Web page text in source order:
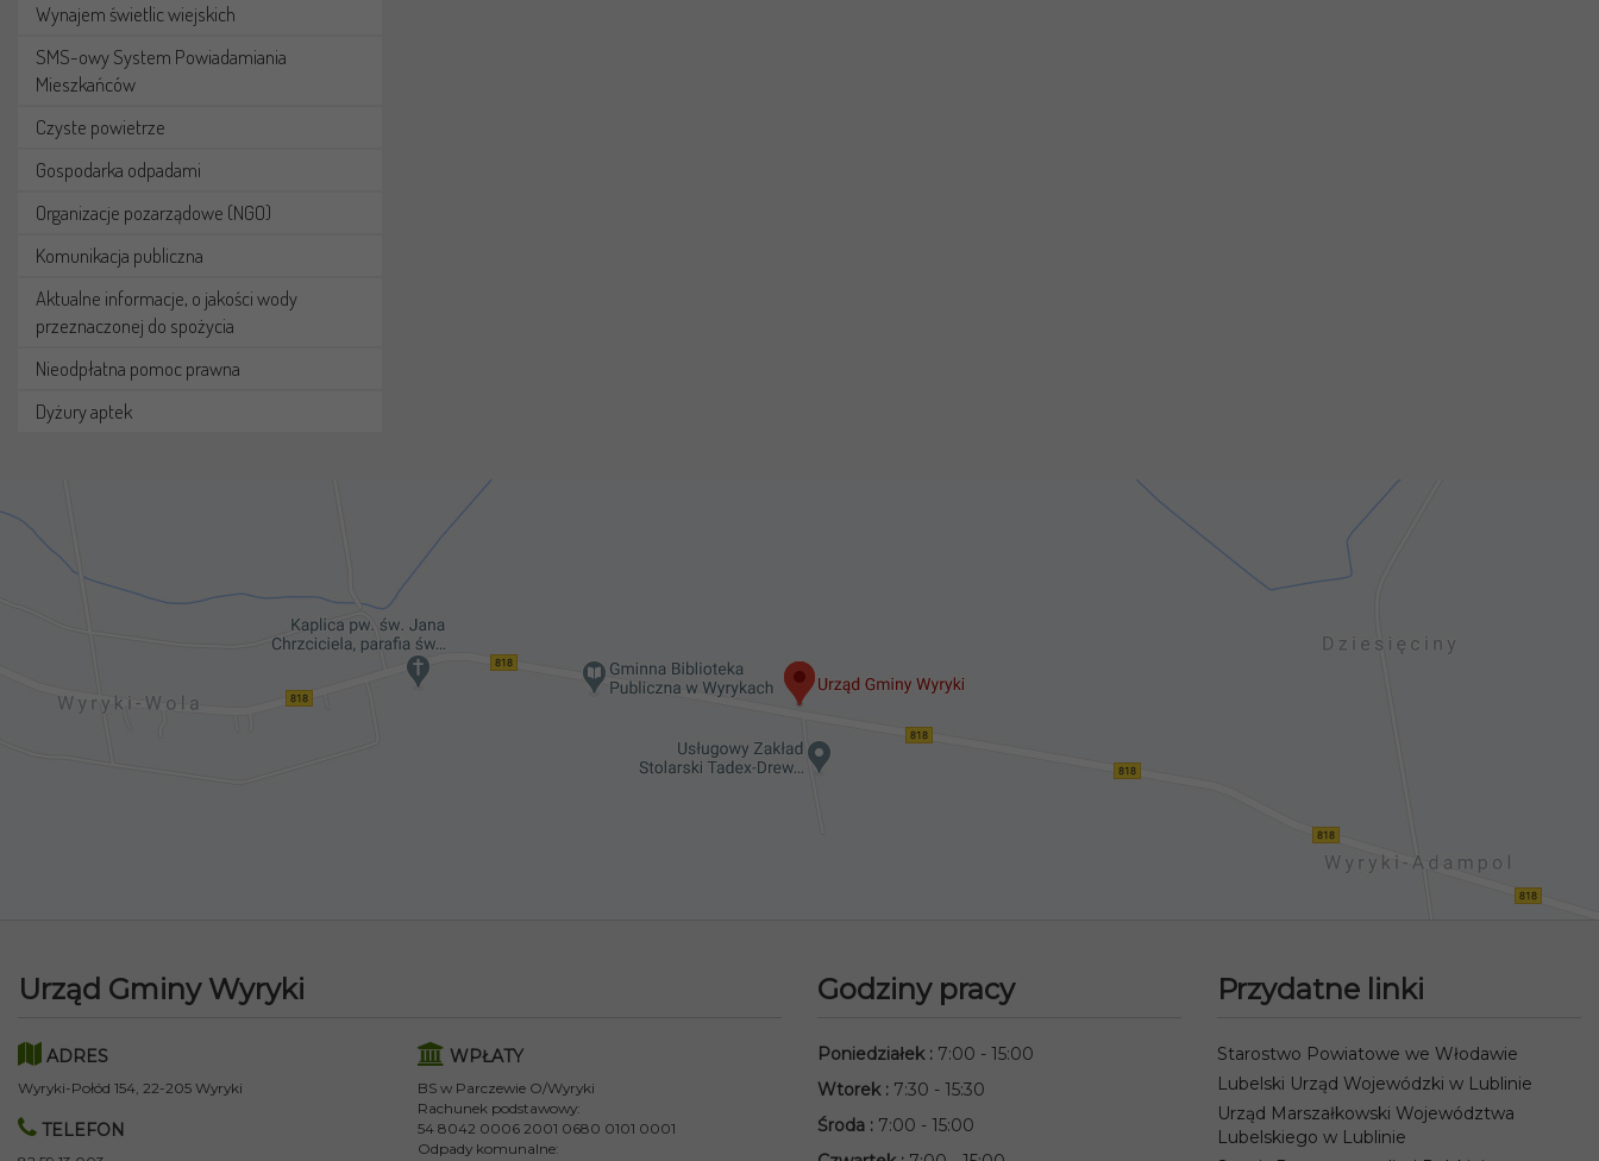
Wynajem świetlic wiejskich
SMS-owy System Powiadamiania
Mieszkańców
Czyste powietrze
Gospodarka odpadami
Organizacje pozarządowe (NGO)
Komunikacja publiczna
Aktualne informacje, o jakości wody
przeznaczonej do spożycia
Nieodpłatna pomoc prawna
Dyżury aptek
Urząd Gminy Wyryki
ADRES
Wyryki-Połód 154, 22-205 Wyryki
TELEFON
WPŁATY
BS w Parczewie O/Wyryki
Rachunek podstawowy:
54 8042 0006 2001 0680 0101 0001
Odpady komunalne:
Godziny pracy
Poniedziałek: 7:00 - 15:00
Wtorek: 7:30 - 15:30
Środa : 7:00 - 15:00
Przydatne linki
Starostwo Powiatowe we Włodawie
Lubelski Urząd Wojewódzki w Lublinie
Urząd Marszałkowski Województwa
Lubelskiego w Lublinie